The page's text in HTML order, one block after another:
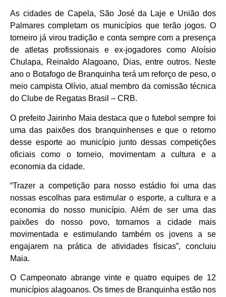
As cidades de Capela, São José da Laje e União dos
Palmares completam os municípios que terão jogos. O
torneiro já virou tradição e conta sempre com a presença
de atletas profissionais e ex-jogadores como Aloísio
Chulapa, Reinaldo Alagoano, Dias, entre outros. Neste
ano o Botafogo de Branquinha terá um reforço de peso, o
meio campista Olívio, atual membro da comissão técnica
do Clube de Regatas Brasil – CRB.
O prefeito Jairinho Maia destaca que o futebol sempre foi
uma das paixões dos branquinhenses e que o retorno
desse esporte ao município junto dessas competições
oficiais como o torneio, movimentam a cultura e a
economia da cidade.
“Trazer a competição para nosso estádio foi uma das
nossas escolhas para estimular o esporte, a cultura e a
economia do nosso município. Além de ser uma das
paixões do nosso povo, tornamos a cidade mais
movimentada e estimulando também os jovens a se
engajarem na prática de atividades físicas”, concluiu
Maia.
O Campeonato abrange vinte e quatro equipes de 12
municípios alagoanos. Os times de Branquinha estão nos